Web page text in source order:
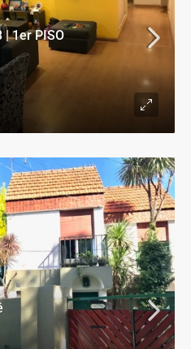
| 1er PISO